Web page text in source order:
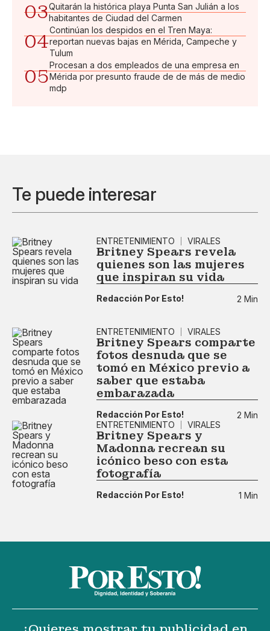
03Quitarán la histórica playa Punta San Julián a los
habitantes de Ciudad del Carmen
04
Continúan los despidos en el Tren Maya:
reportan nuevas bajas en Mérida, Campeche y
Tulum
05
Procesan a dos empleados de una empresa en
Mérida por presunto fraude de de más de medio
mdp
Te puede interesar
ENTRETENIMIENTO VIRALES
Britney Spears revela
quienes son las mujeres
que inspiran su vida
Redacción Por Esto! 2 Min
ENTRETENIMIENTO VIRALES
Britney Spears comparte
fotos desnuda que se
tomó en México previo a
saber que estaba
embarazada
Redacción Por Esto!
2 Min
ENTRETENIMIENTO
VIRALES
Britney Spears y
Madonna recrean su
icónico beso con esta
fotografía
Redacción Por Esto! 1 Min